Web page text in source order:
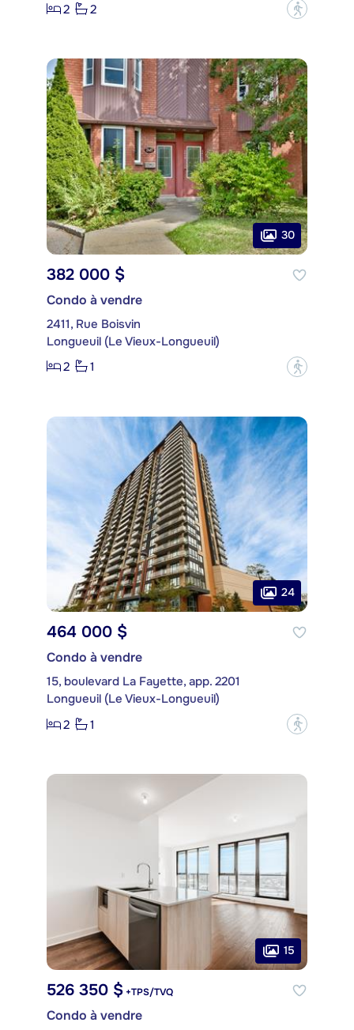
2
2 ?
30
382 000 $
Condo à vendre
2411, Rue Boisvin
Longueuil (Le Vieux-Longueuil)
2
1 ?
24
464 000 $
Condo à vendre
15, boulevard La Fayette, app. 2201
Longueuil (Le Vieux-Longueuil)
2
1 ?
15
526 350 $ +TPS/TVQ
Condo à vendre